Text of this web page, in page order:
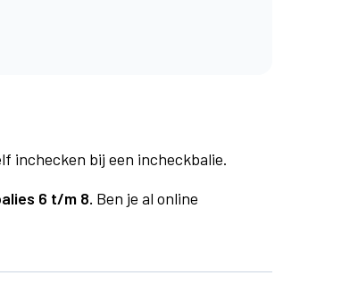
inchecken bij een incheckbalie.
6 t/m 8. Ben je al online